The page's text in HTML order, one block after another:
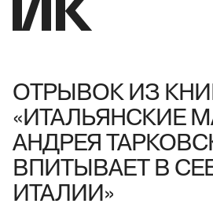
ОТРЫВОК ИЗ
«ИТАЛЬЯНСКИЕ
АНДРЕЯ
ВПИТЫВАЕТ В
ИТАЛИИ»